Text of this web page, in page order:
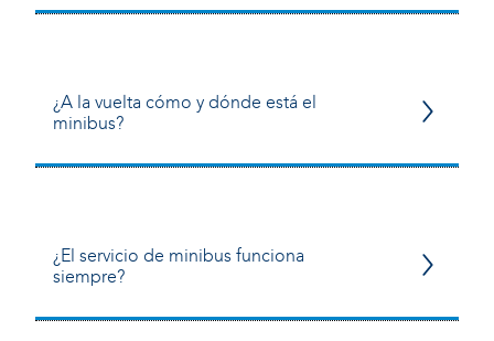
¿A la vuelta cómo y dónde está el
minibus?
¿El servicio de minibus funciona
siempre?